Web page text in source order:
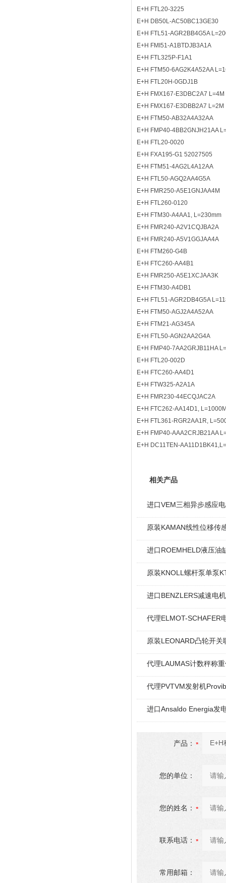
E+H FTL20-3225
E+H DB50L-AC50BC13GE30
E+H FTL51-AGR2BB4G5A
E+H FMI51-A1BTDJB3A1A
E+H FTL325P-F1A1
E+H FTM50-6AG2K4A52AA
E+H FTL20H-0GDJ1B
E+H FMX167-E3DBC2A7 L=4M
E+H FMX167-E3DBB2A7 L=2M
E+H FTM50-AB32A4A32AA
E+H FMP40-4BB2GNJH21AA
E+H FTL20-0020
E+H FXA195-G1 52027505
E+H FTM51-4AG2L4A12AA
E+H FTL50-AGQ2AA4G5A
E+H FMR250-A5E1GNJAA4M
E+H FTL260-0120
E+H FTM30-A4AA1, L=230mm
E+H FMR240-A2V1CQJBA2A
E+H FMR240-A5V1GGJAA4A
E+H FTM260-G4B
E+H FTC260-AA4B1
E+H FMR250-A5E1XCJAA3K
E+H FTM30-A4DB1
E+H FTL51-AGR2DB4G5A
E+H FTM50-AGJ2A4A52AA
E+H FTM21-AG345A
E+H FTL50-AGN2AA2G4A
E+H FMP40-7AA2GRJB11HA
E+H FTL20-002D
E+H FTC260-AA4D1
E+H FTW325-A2A1A
E+H FMR230-44ECQJAC2A
E+H FTC262-AA14D1,
E+H FTL361-RGR2AA1R,
E+H FMP40-AAA2CRJB21AA
E+H DC11TEN-
相关产品
进口VEM三相异步感应
原装KAMAN线性位移传
进口ROEMHELD液压油
原装KNOLL螺杆泵单泵
进口BENZLERS减速电
代理ELMOT-SCHAFER
原装LEONARD凸轮开关
代理LAUMAS计数秤称
代理PVTVM发射机
进口Ansaldo Energia发
产品：
您的单位：
您的姓名：
联系电话：
常用邮箱：